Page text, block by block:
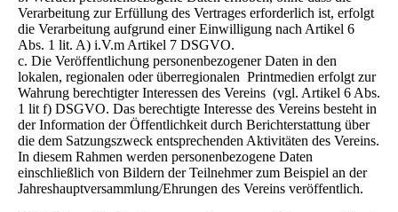
Verarbeitung zur Erfüllung des Vertrages erforderlich ist, erfolgt
die Verarbeitung aufgrund einer Einwilligung nach Artikel 6
Abs. 1 lit. A) i.V.m Artikel 7 DSGVO.
c. Die Veröffentlichung personenbezogener Daten in den
lokalen, regionalen oder überregionalen Printmedien erfolgt zur
Wahrung berechtigter Interessen des Vereins (vgl. Artikel 6 Abs.
1 lit f) DSGVO. Das berechtigte Interesse des Vereins besteht in
der Information der Öffentlichkeit durch Berichterstattung über
die dem Satzungszweck entsprechenden Aktivitäten des Vereins.
In diesem Rahmen werden personenbezogene Daten
einschließlich von Bildern der Teilnehmer zum Beispiel an der
Jahreshauptversammlung/Ehrungen des Vereins veröffentlich.